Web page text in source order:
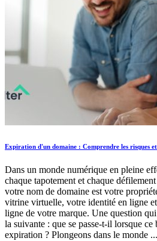
Expiration d'un domaine : Comprendre les risques
Dans un monde numérique en pleine
chaque tapotement et chaque
votre nom de domaine est votre
vitrine virtuelle, votre identité en ligne
ligne de votre marque. Une question
la suivante : que se passe-t-il lorsque
expiration ? Plongeons dans le monde ...